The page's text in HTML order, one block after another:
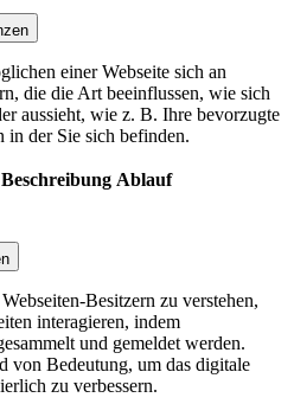
einer Webseite sich an
die die Art beeinflussen, wie sich
aussieht, wie z. B. Ihre bevorzugte
in der Sie sich befinden.
Beschreibung Ablauf
Besitzern zu verstehen,
interagieren, indem
und gemeldet werden.
von Bedeutung, um das digitale
zu verbessern.